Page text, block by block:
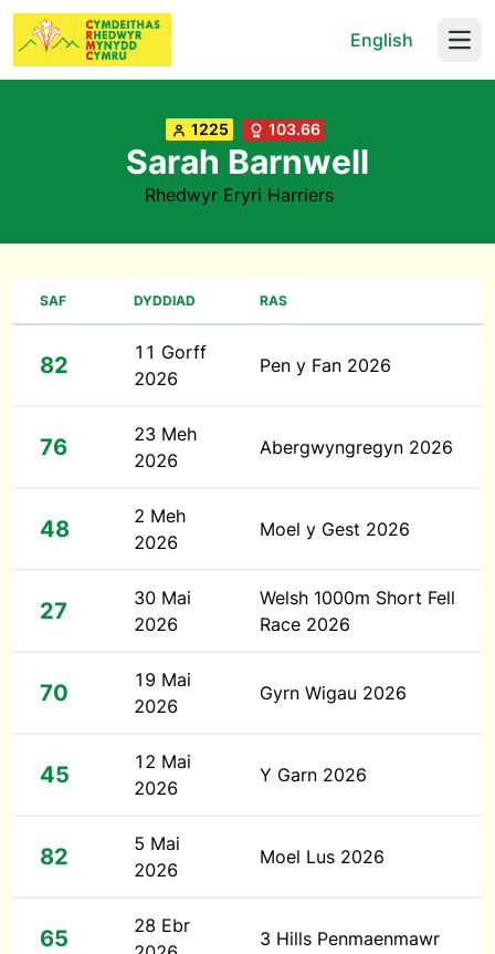
English
1225 103.66
Sarah Barnwell
Rhedwyr Eryri Harriers
SAF DYDDIAD RAS
82
11 Gorff
2026
Pen y Fan 2026
76
23 Meh
2026
Abergwyngregyn 2026
48
2 Meh
2026
Moel y Gest 2026
27
30 Mai
2026
Welsh 1000m Short Fell
Race 2026
70
19 Mai
2026
Gyrn Wigau 2026
45
12 Mai
2026
Y Garn 2026
82
5 Mai
2026
Moel Lus 2026
65
28 Ebr
3 Hills Penmaenmawr